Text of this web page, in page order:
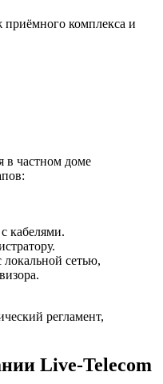
комплекса и
в частном доме
кабелями.
локальной сетью,
регламент,
Live-Telecom